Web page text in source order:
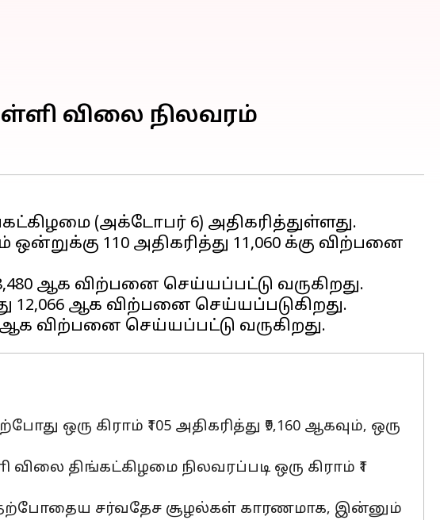
விலை நிலவரம்
(அக்டோபர் 6) அதிகரித்துள்ளது.
₹110 அதிகரித்து ₹11,060 க்கு விற்பனை
ஆக விற்பனை செய்யப்பட்டு வருகிறது.
₹12,066 ஆக விற்பனை செய்யப்படுகிறது.
ஒரு கிராம் ₹105 அதிகரித்து ₹9,160 ஆகவும், ஒரு
திங்கட்கிழமை நிலவரப்படி ஒரு கிராம் ₹1
தற்போதைய சர்வதேச சூழல்கள் காரணமாக, இன்னும்